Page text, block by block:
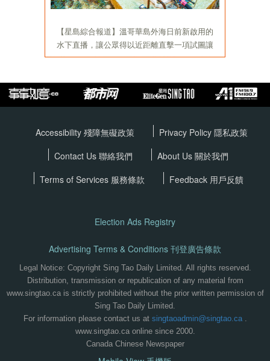
Accessibility 殘障無礙政策 Privacy Policy 隱私政策
Contact Us 聯絡我們
About Us 關於我們
Terms of Services 服務條款 Feedback 用戶反饋
Election Ads Registry
Advertising Terms & Conditions 刊登廣告條款
Legal Notice: Copyright Sing Tao Daily Limited. All rights reserved.
Distribution, transmission or republication of any material from
www.singtao.ca is strictly prohibited without the prior written permission of
Sing Tao Daily Limited.
For information please contact us at singtaoadmin@singtao.ca.
www.singtao.ca online since 2000.
Canada Chinese Newspaper